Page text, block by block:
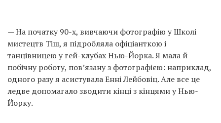
— На початку 90-х, вивчаючи фотографію у Школі
мистецтв Тіш, я підробляла офіціанткою і
танцівницею у гей-клубах Нью-Йорка. Я мала й
побічну роботу, пов’язану з фотографією: наприклад,
одного разу я асистувала Енні Лейбовіц. Але все це
ледве допомагало зводити кінці з кінцями у Нью-
Йорку.